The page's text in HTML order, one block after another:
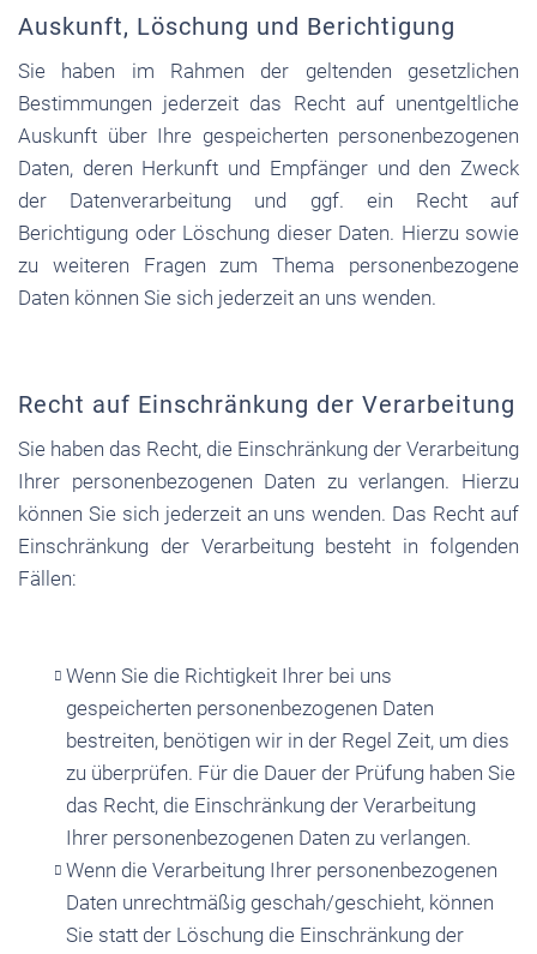
Auskunft, Löschung und Berichtigung
Sie haben im Rahmen der geltenden gesetzlichen
Bestimmungen jederzeit das Recht auf unentgeltliche
Auskunft über Ihre gespeicherten personenbezogenen
Daten, deren Herkunft und Empfänger und den Zweck
der Datenverarbeitung und ggf. ein Recht auf
Berichtigung oder Löschung dieser Daten. Hierzu sowie
zu weiteren Fragen zum Thema personenbezogene
Daten können Sie sich jederzeit an uns wenden.
Recht auf Einschränkung der Verarbeitung
Sie haben das Recht, die Einschränkung der Verarbeitung
Ihrer personenbezogenen Daten zu verlangen. Hierzu
können Sie sich jederzeit an uns wenden. Das Recht auf
Einschränkung der Verarbeitung besteht in folgenden
Fällen:
Wenn Sie die Richtigkeit Ihrer bei uns
gespeicherten personenbezogenen Daten
bestreiten, benötigen wir in der Regel Zeit, um dies
zu überprüfen. Für die Dauer der Prüfung haben Sie
das Recht, die Einschränkung der Verarbeitung
Ihrer personenbezogenen Daten zu verlangen.
Wenn die Verarbeitung Ihrer personenbezogenen
Daten unrechtmäßig geschah/geschieht, können
Sie statt der Löschung die Einschränkung der